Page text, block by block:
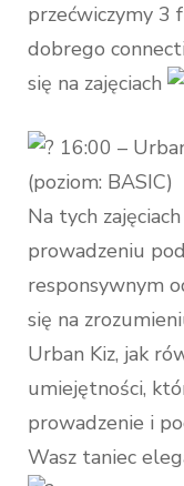
przećwiczymy 3
dobrego
się na zajęciach
16:00 –
(poziom: BASIC)
Na tych
prowadzeniu
responsywnym
się na
Urban Kiz, jak
umiejętności,
prowadzenie i
Wasz taniec